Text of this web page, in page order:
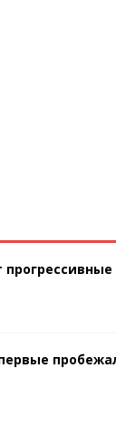
прогрессивные